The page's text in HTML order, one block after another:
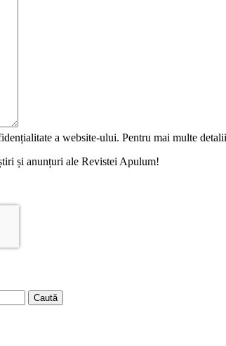
a website-ului. Pentru mai multe
și anunțuri ale Revistei Apulum!